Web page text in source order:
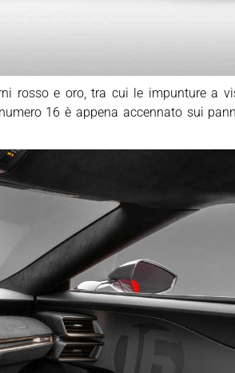
rosso e oro, tra cui le impunture a
16 è appena accennato sui